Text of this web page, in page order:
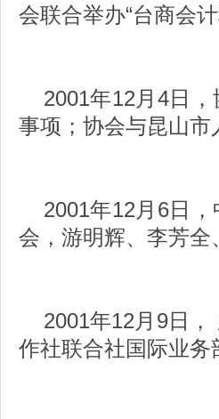
会联合举办“台商会
2001年12月4日
事项；协会与昆山市
2001年12月6日
会，游明辉、李芳
2001年12月9日
作社联合社国际业务